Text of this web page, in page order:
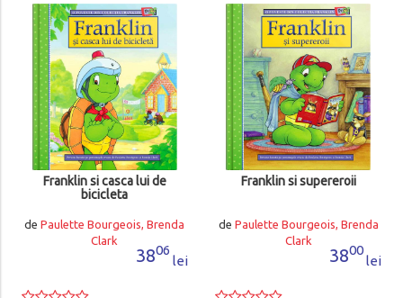
Franklin si casca lui de
bicicleta
dePaulette Bourgeois, Brenda
Clark
3806
lei
Franklin si supereroii
de Paulette Bourgeois, Brenda
Clark
3800
lei